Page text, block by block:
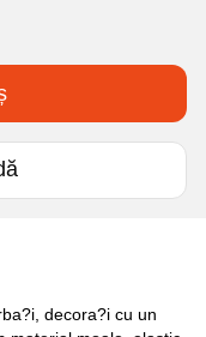
decora?i cu un